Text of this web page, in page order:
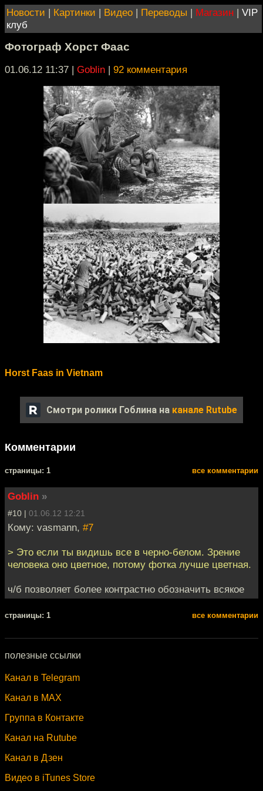
Новости | Картинки | Видео | Переводы | Магазин | VIP
клуб
Фотограф Хорст Фаас
01.06.12 11:37 | Goblin | 92 комментария
Horst Faas in Vietnam
Смотри ролики Гоблина на канале Rutube
Комментарии
cтраницы: 1 все комментарии
Goblin »
#10 | 01.06.12 12:21
Кому: vasmann, #7
> Это если ты видишь все в черно-белом. Зрение
человека оно цветное, потому фотка лучше цветная.
ч/б позволяет более контрастно обозначить всякое
cтраницы: 1 все комментарии
полезные ссылки
Канал в Telegram
Канал в MAX
Группа в Контакте
Канал на Rutube
Канал в Дзен
Видео в iTunes Store